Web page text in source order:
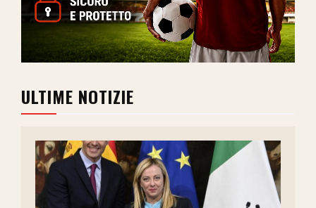
ULTIME NOTIZIE